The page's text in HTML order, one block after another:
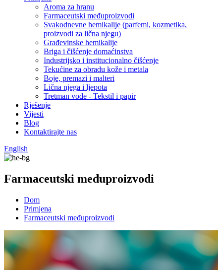
Aroma za hranu
Farmaceutski međuproizvodi
Svakodnevne hemikalije (parfemi, kozmetika,
proizvodi za lična njegu)
Građevinske hemikalije
Briga i čišćenje domaćinstva
Industrijsko i institucionalno čišćenje
Tekućine za obradu kože i metala
Boje, premazi i malteri
Lična njega i ljepota
Tretman vode - Tekstil i papir
Rješenje
Vijesti
Blog
Kontaktirajte nas
English
Farmaceutski međuproizvodi
Dom
Primjena
Farmaceutski međuproizvodi